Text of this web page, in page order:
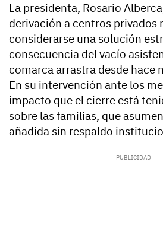
La presidenta, Rosario
derivación a centros privados
considerarse una solución
consecuencia del vacío
comarca arrastra desde hace
En su intervención ante los
impacto que el cierre está
sobre las familias, que
añadida sin respaldo